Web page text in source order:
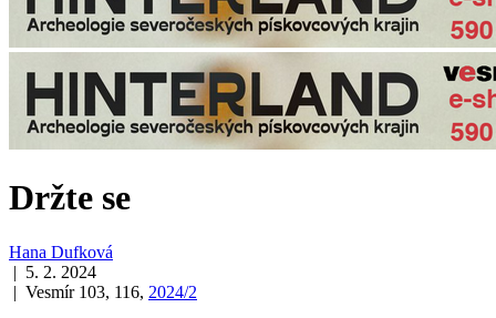
Držte se
Hana Dufková
| 5. 2. 2024
| Vesmír 103, 116, 2024/2